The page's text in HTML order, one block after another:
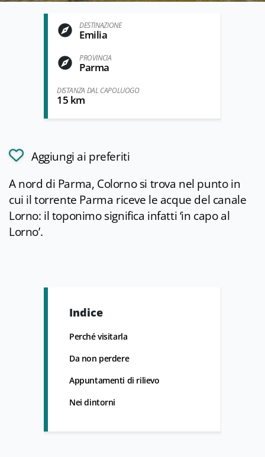
DESTINAZIONE
Emilia
PROVINCIA
Parma
DISTANZA DAL CAPOLUOGO
15 km
Aggiungi ai preferiti
A nord di Parma, Colorno si trova nel punto in
cui il torrente Parma riceve le acque del canale
Lorno: il toponimo significa infatti ‘in capo al
Lorno’.
Indice
Perché visitarla
Da non perdere
Appuntamenti di rilievo
Nei dintorni